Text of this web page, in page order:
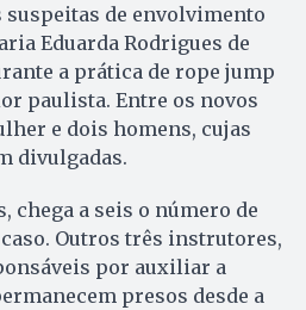
suspeitas de envolvimento
Eduarda Rodrigues de
a prática de rope jump
paulista. Entre os novos
e dois homens, cujas
divulgadas.
chega a seis o número de
Outros três instrutores,
por auxiliar a
presos desde a